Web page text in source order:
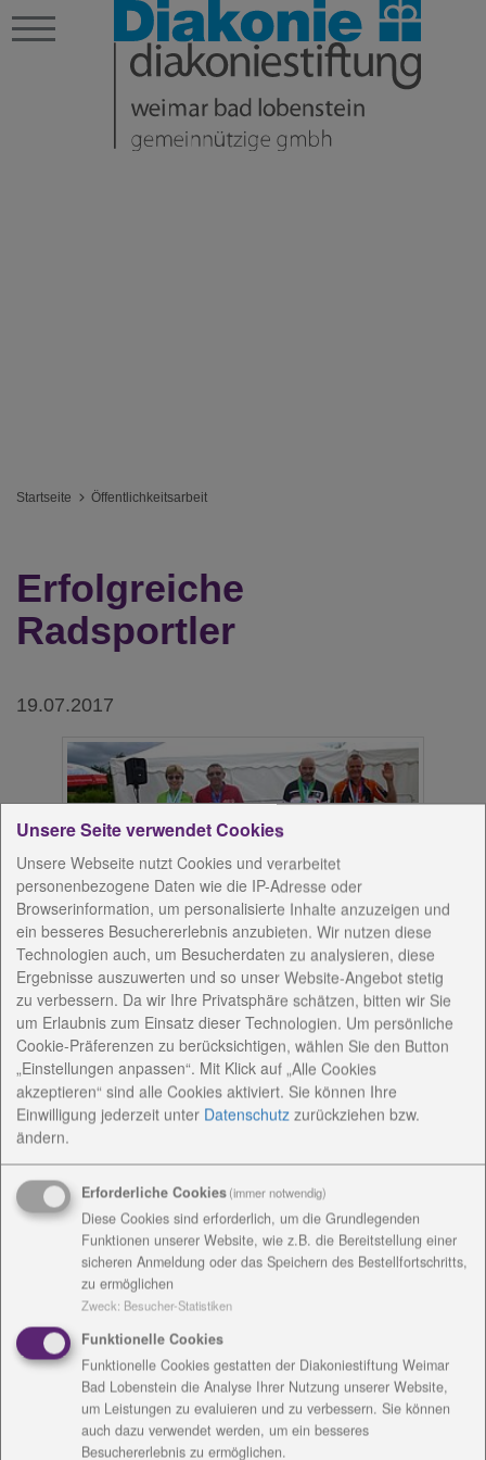
Startseite Öffentlichkeitsarbeit
Erfolgreiche
Radsportler
19.07.2017
Radsportler aus Thüringen bei den Special Olympics
Bayern Landesspielen am Start
Im oberfränkischen Hof wurden vom 12. bis 16.07.2017 die
6. Bayerischen Special Olympics Sommerspiele
ausgetragen. Rund 1.100 Athletinnen und Athleten mit
geistiger und mehrfacher Behinderung trafen sich in 13
Sommersportarten zu spannenden und
abwechslungsreichen Wettbewerben, die auch zur
Qualifikation für die nächsten Nationalen Sommerspiele in
Kiel gelten.
Das Veranstaltungszentrum in Hof war die Freiheitshalle.
Hier fanden neben der Eröffnungs- und Abschlussfeier
auch das vielfältige Rahmenprogramm sowie einige
sportliche Wettbewerbe statt. Die anderen Sportstätten
waren über die ganze Stadt verteilt.
Die Radsportler trugen ihre Rennen in der Nähe des
Untreusees aus. Hier nahmen neben den Teams aus
Unsere Seite verwendet Cookies
Unsere Webseite nutzt Cookies und verarbeitet
personenbezogene Daten wie die IP-Adresse oder
Browserinformation, um personalisierte Inhalte anzuzeigen und
ein besseres Besuchererlebnis anzubieten. Wir nutzen diese
Technologien auch, um Besucherdaten zu analysieren, diese
Ergebnisse auszuwerten und so unser Website-Angebot stetig
zu verbessern. Da wir Ihre Privatsphäre schätzen, bitten wir Sie
um Erlaubnis zum Einsatz dieser Technologien. Um persönliche
Cookie-Präferenzen zu berücksichtigen, wählen Sie den Button
„Einstellungen anpassen“. Mit Klick auf „Alle Cookies
akzeptieren“ sind alle Cookies aktiviert. Sie können Ihre
Einwilligung jederzeit unter Datenschutz zurückziehen bzw.
ändern.
Erforderliche Cookies(immer notwendig)
Diese Cookies sind erforderlich, um die Grundlegenden
Funktionen unserer Website, wie z.B. die Bereitstellung einer
sicheren Anmeldung oder das Speichern des Bestellfortschritts,
zu ermöglichen
Zweck: Besucher-Statistiken
Funktionelle Cookies
Funktionelle Cookies gestatten der Diakoniestiftung Weimar
Bad Lobenstein die Analyse Ihrer Nutzung unserer Website,
um Leistungen zu evaluieren und zu verbessern. Sie können
auch dazu verwendet werden, um ein besseres
Besuchererlebnis zu ermöglichen.